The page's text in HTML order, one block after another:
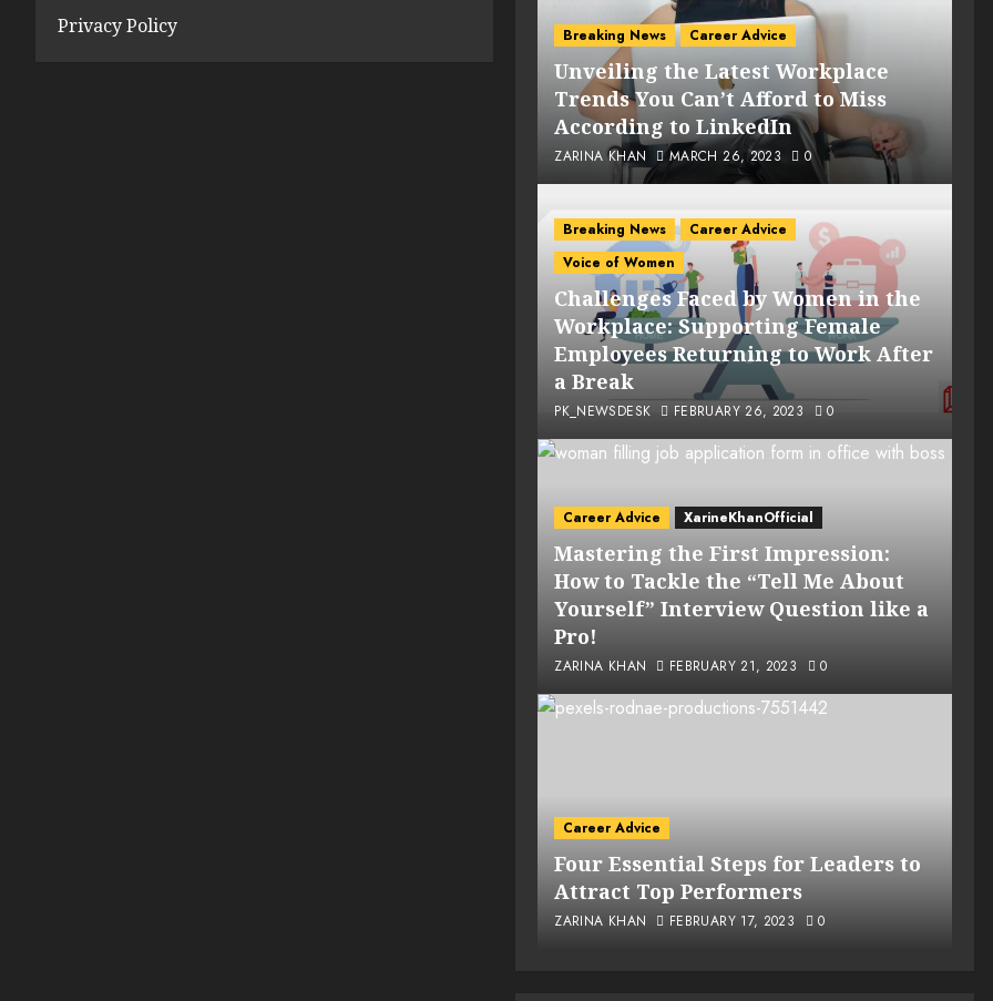
Privacy Policy
Breaking News Career Advice
Unveiling the Latest Workplace
Trends You Can’t Afford to Miss
According to LinkedIn
ZARINA KHAN MARCH 26, 2023 0
Breaking News
Career Advice
Voice of Women
Challenges Faced by Women in the
Workplace: Supporting Female
Employees Returning to Work After
a Break
PK_NEWSDESK FEBRUARY 26, 2023 0
Career Advice XarineKhanOfficial
Mastering the First Impression:
How to Tackle the “Tell Me About
Yourself” Interview Question like a
Pro!
ZARINA KHAN FEBRUARY 21, 2023 0
Career Advice
Four Essential Steps for Leaders to
Attract Top Performers
ZARINA KHAN FEBRUARY 17, 2023 0